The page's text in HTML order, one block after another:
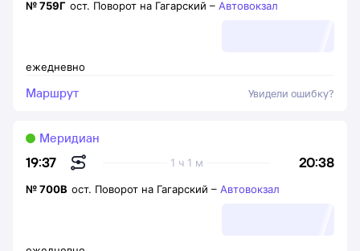
ежедневно
№759Г ост. Поворот на Гагарский – Автовокзал
Маршрут Увидели ошибку?
19:37 20:38
1 ч 1 м
Меридиан
№700В ост. Поворот на Гагарский – Автовокзал